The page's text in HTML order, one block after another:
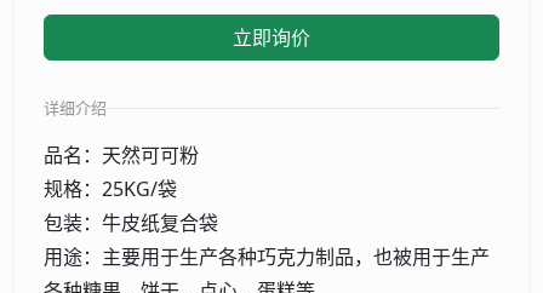
立即询价
详细介绍
品名：天然可可粉
规格：25KG/袋
包装：牛皮纸复合袋
用途：主要用于生产各种巧克力制品，也被用于生产